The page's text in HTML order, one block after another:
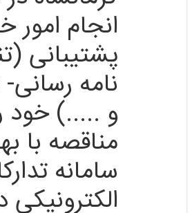
انجام امور
پشتیبانی‌
نامه
و .....) خود
مناقصه با
سامانه
الکترونیکی